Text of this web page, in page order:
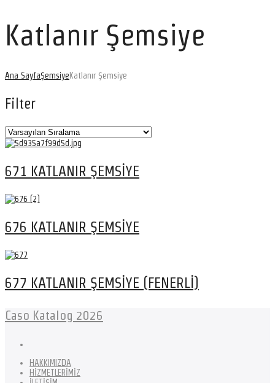
Katlanır Şemsiye
Ana SayfaŞemsiyeKatlanır Şemsiye
Filter
671 KATLANIR ŞEMSİYE
676 KATLANIR ŞEMSİYE
677 KATLANIR ŞEMSİYE (FENERLİ)
Caso Katalog 2026
HAKKIMIZDA
HİZMETLERİMİZ